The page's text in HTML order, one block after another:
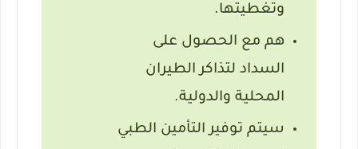
وتغطيتها.
هم مع الحصول على
السداد لتذاكر الطيران
المحلية والدولية.
سيتم توفير التأمين الطبي